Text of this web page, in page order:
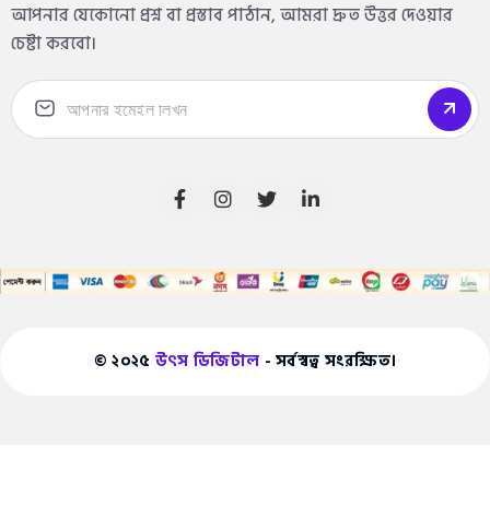
আপনার যেকোনো প্রশ্ন বা প্রস্তাব পাঠান, আমরা দ্রুত উত্তর দেওয়ার
চেষ্টা করবো।
© ২০২৫ উৎস ডিজিটাল - সর্বস্বত্ব সংরক্ষিত।